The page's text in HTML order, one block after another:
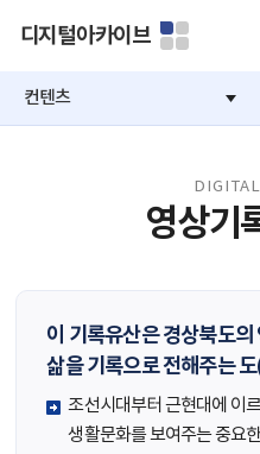
디지털아카이브
컨텐츠
영상기
이 기록유산은 경상북도의
삶을 기록으로 전해주는
조선시대부터 근현대에 이
생활문화를 보여주는 중요